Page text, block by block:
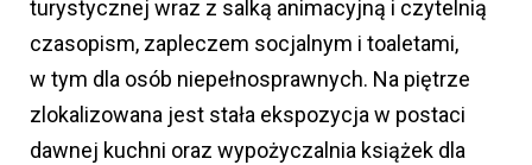
turystycznej wraz z salką animacyjną i czytelnią
czasopism, zapleczem socjalnym i toaletami,
w tym dla osób niepełnosprawnych. Na piętrze
zlokalizowana jest stała ekspozycja w postaci
dawnej kuchni oraz wypożyczalnia książek dla